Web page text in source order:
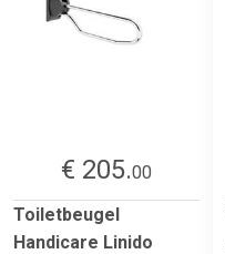
€ 205.00
Toiletbeugel
Handicare Linido